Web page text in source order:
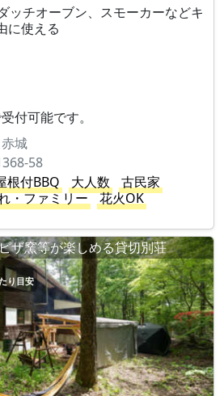
チオーブン、スモーカーなどキ
に使える
付可能です。
城
58
根付BBQ 大人数
古民家
・ファミリー
花火OK
ザ窯等が楽しめる貸切別荘
り目安